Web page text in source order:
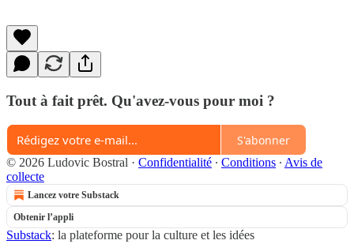
Tout à fait prêt. Qu'avez-vous pour moi ?
S'abonner
© 2026 Ludovic Bostral · Confidentialité ∙ Conditions ∙ Avis de
collecte
Lancez votre Substack
Obtenir l’appli
Substack: la plateforme pour la culture et les idées